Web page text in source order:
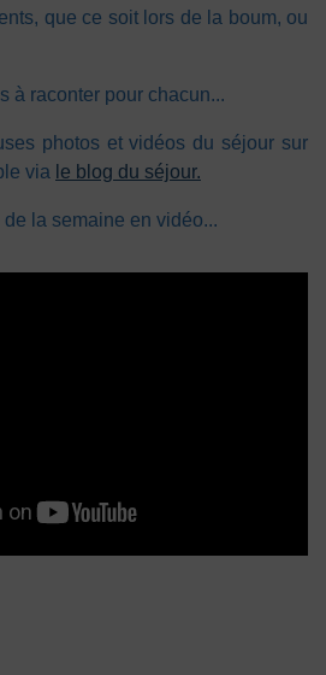
que ce soit lors de la boum, ou
à raconter pour chacun...
photos et vidéos du séjour sur
via le blog du séjour.
la semaine en vidéo...